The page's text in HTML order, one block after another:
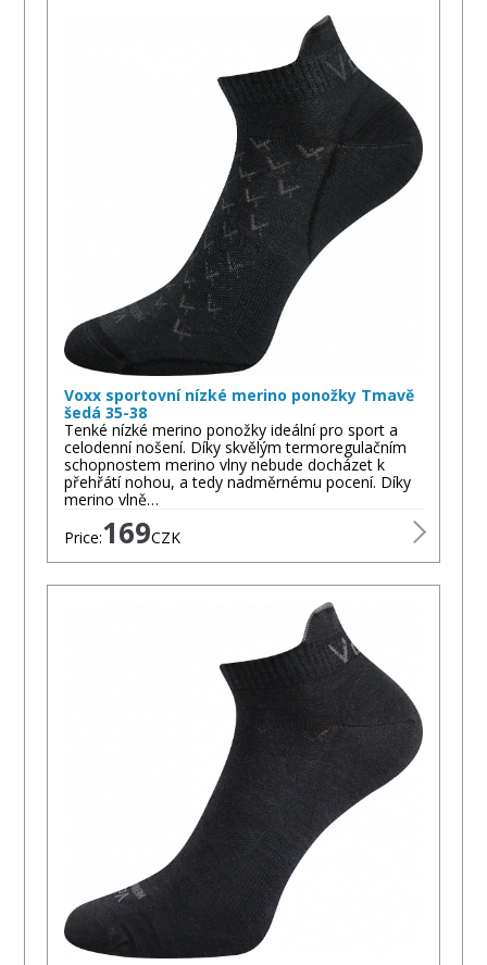
Voxx sportovní nízké merino ponožky Tmavě
šedá 35-38
Tenké nízké merino ponožky ideální pro sport a
celodenní nošení. Díky skvělým termoregulačním
schopnostem merino vlny nebude docházet k
přehřátí nohou, a tedy nadměrnému pocení. Díky
merino vlně…
Price:169CZK